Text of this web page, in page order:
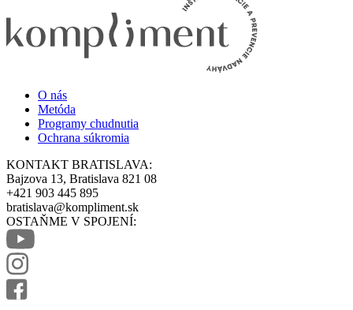
O nás
Metóda
Programy chudnutia
Ochrana súkromia
KONTAKT BRATISLAVA:
Bajzova 13, Bratislava 821 08
+421 903 445 895
bratislava@kompliment.sk
OSTAŇME V SPOJENÍ: